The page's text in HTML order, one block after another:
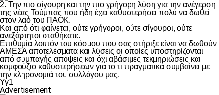
2. Την πιο σίγουρη και την πιο γρήγορη λύση για την ανέγερση
της νέας Τούμπας που ήδη έχει καθυστερήσει πολύ να δωθεί
στον λαό του ΠΑΟΚ.
Και από ότι φαίνεται, ούτε γρήγοροι, ούτε σίγουροι, ούτε
ανεξάρτητοι σταθήκατε.
Επιθυμία λοιπόν του κόσμου που σας στήριξε είναι να δωθούν
ΑΜΕΣΑ αποτελέσματα και λύσεις οι οποίες υποστηρίζονται
από συμπαγής απόψεις και όχι αβάσιμες τεκμηριώσεις και
κομφούζιο καθυστερήσεων για το τι πραγματικά συμβαίνει με
την κληρονομιά του συλλόγου μας.
Υγ1
Advertisement